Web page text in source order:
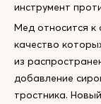
инструмент
Мед относится к
качество
из
добавление
тростника.